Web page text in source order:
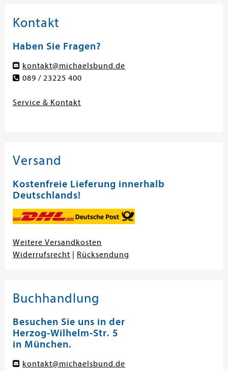
Kontakt
Haben Sie Fragen?
kontakt@michaelsbund.de
089 / 23225 400
Service & Kontakt
Versand
Kostenfreie Lieferung innerhalb
Deutschlands!
Weitere Versandkosten
Widerrufsrecht
Rücksendung
Buchhandlung
Besuchen Sie uns in der
Herzog-Wilhelm-Str. 5
in München.
kontakt@michaelsbund.de